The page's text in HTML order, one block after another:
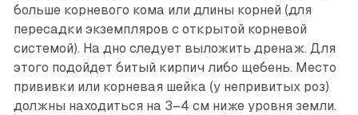
больше корневого кома или длины корней (для
пересадки экземпляров с открытой корневой
системой). На дно следует выложить дренаж. Для
этого подойдет битый кирпич либо щебень. Место
прививки или корневая шейка (у непривитых роз)
должны находиться на 3–4 см ниже уровня земли.